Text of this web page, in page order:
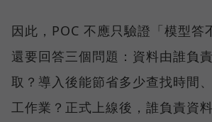
因此，POC 不應只驗證「模型答
還要回答三個問題：資料由誰負
取？導入後能節省多少查找時間
工作業？正式上線後，誰負責資